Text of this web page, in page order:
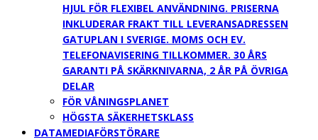
HJUL FÖR FLEXIBEL ANVÄNDNING. PRISERNA
INKLUDERAR FRAKT TILL LEVERANSADRESSEN
GATUPLAN I SVERIGE. MOMS OCH EV.
TELEFONAVISERING TILLKOMMER. 30 ÅRS
GARANTI PÅ SKÄRKNIVARNA, 2 ÅR PÅ ÖVRIGA
DELAR
FÖR VÅNINGSPLANET
HÖGSTA SÄKERHETSKLASS
DATAMEDIAFÖRSTÖRARE